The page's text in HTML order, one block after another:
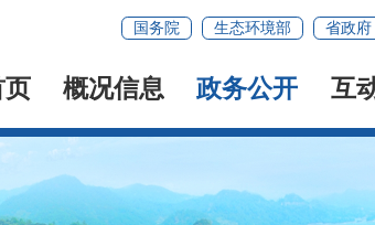
国务院 生态环境部 省政府
页 概况信息 政务公开 互